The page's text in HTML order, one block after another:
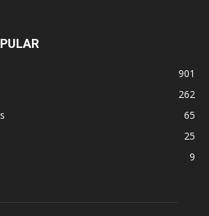
901
262
65
25
9